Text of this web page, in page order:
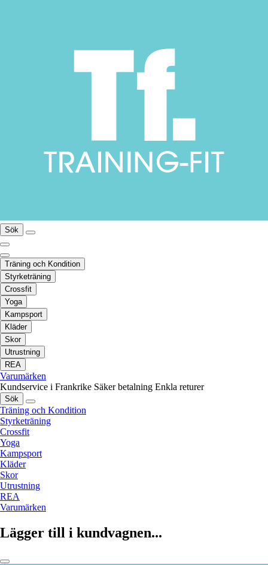
Sök
Träning och Kondition
Styrketräning
Crossfit
Yoga
Kampsport
Kläder
Skor
Utrustning
REA
Varumärken
Kundservice i Frankrike Säker betalning Enkla returer
Sök
Träning och Kondition
Styrketräning
Crossfit
Yoga
Kampsport
Kläder
Skor
Utrustning
REA
Varumärken
Lägger till i kundvagnen...